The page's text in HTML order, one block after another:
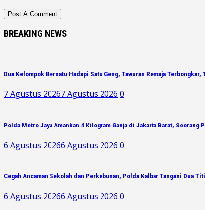
BREAKING NEWS
Dua Kelompok Bersatu Hadapi Satu Geng, Tawuran Remaja
7 Agustus 20267 Agustus 2026 0
Polda Metro Jaya Amankan 4 Kilogram Ganja di Jakarta Barat, Seorang
6 Agustus 20266 Agustus 2026 0
Cegah Ancaman Sekolah dan Perkebunan, Polda Kalbar Tangani Dua
6 Agustus 20266 Agustus 2026 0